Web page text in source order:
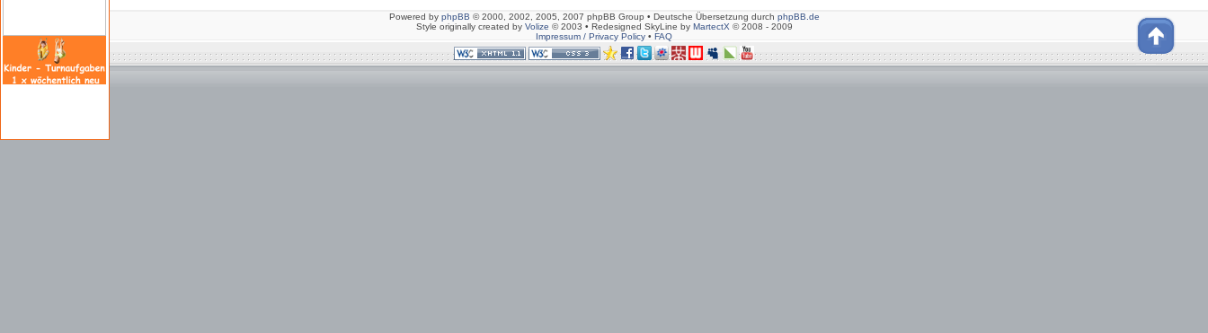
Powered by phpBB © 2000, 2002, 2005, 2007 phpBB Group • Deutsche Übersetzung durch phpBB.de
Style originally created by Volize © 2003 • Redesigned SkyLine by MartectX © 2008 - 2009
Impressum / Privacy Policy • FAQ